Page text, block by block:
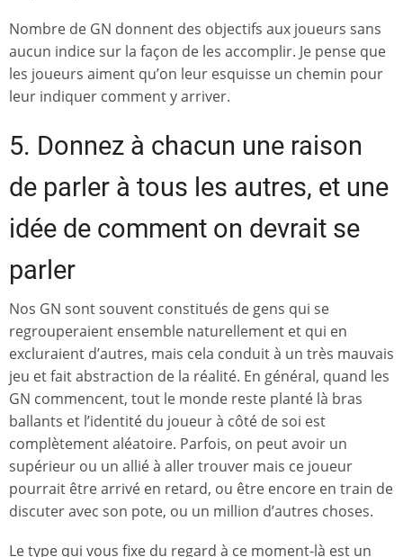
Nombre de GN donnent des objectifs aux joueurs sans
aucun indice sur la façon de les accomplir. Je pense que
les joueurs aiment qu’on leur esquisse un chemin pour
leur indiquer comment y arriver.
5. Donnez à chacun une raison
de parler à tous les autres, et une
idée de comment on devrait se
parler
Nos GN sont souvent constitués de gens qui se
regrouperaient ensemble naturellement et qui en
excluraient d’autres, mais cela conduit à un très mauvais
jeu et fait abstraction de la réalité. En général, quand les
GN commencent, tout le monde reste planté là bras
ballants et l’identité du joueur à côté de soi est
complètement aléatoire. Parfois, on peut avoir un
supérieur ou un allié à aller trouver mais ce joueur
pourrait être arrivé en retard, ou être encore en train de
discuter avec son pote, ou un million d’autres choses.
Le type qui vous fixe du regard à ce moment-là est un